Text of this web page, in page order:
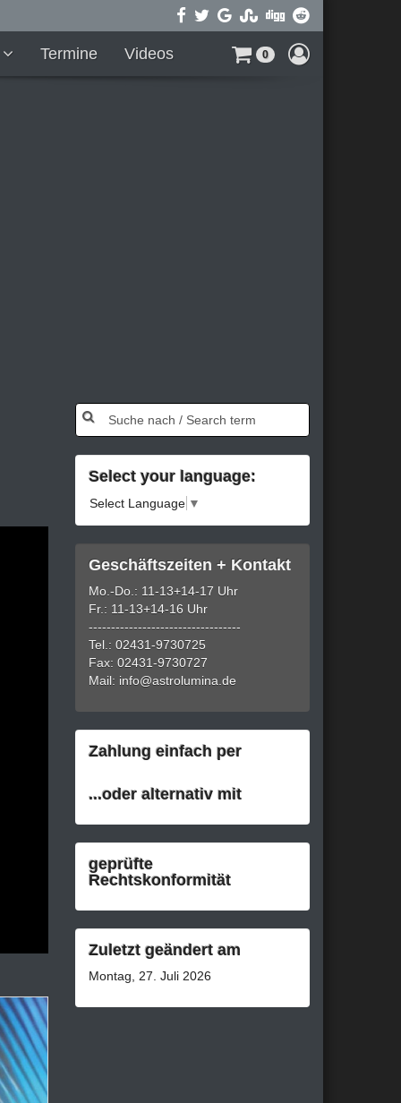
0
Termine Videos
Select your language:
Select Language ▼
Geschäftszeiten + Kontakt
Mo.-Do.: 11-13+14-17 Uhr
Fr.: 11-13+14-16 Uhr
----------------------------------
Tel.: 02431-9730725
Fax: 02431-9730727
Mail: info@astrolumina.de
Zahlung einfach per
...oder alternativ mit
geprüfte
Rechtskonformität
Zuletzt geändert am
Montag, 27. Juli 2026